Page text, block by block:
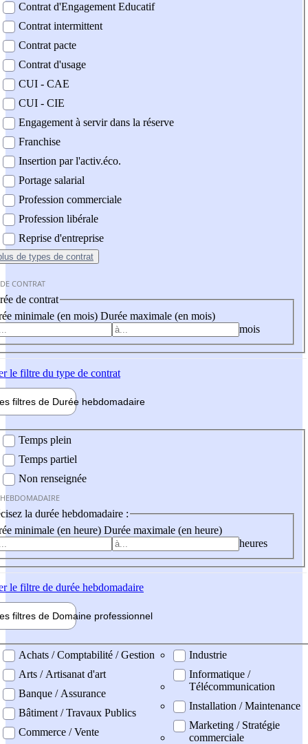
Contrat d'Engagement Educatif
Contrat intermittent
Contrat pacte
Contrat d'usage
CUI - CAE
CUI - CIE
Engagement à servir dans la réserve
Franchise
Insertion par l'activ.éco.
Portage salarial
Profession commerciale
Profession libérale
Reprise d'entreprise
de types de contrat
CONTRAT
de contrat
minimale (en mois) Durée maximale (en mois)
mois
le filtre du type de contrat
filtres de Durée hebdomadaire
Temps plein
Temps partiel
Non renseignée
la durée hebdomadaire :
minimale (en heure) Durée maximale (en heure)
heures
le filtre de durée hebdomadaire
filtres de Domaine professionnel
professionel
Achats / Comptabilité / Gestion
Arts / Artisanat d'art
Banque / Assurance
Bâtiment / Travaux Publics
Commerce / Vente
Industrie
Informatique /
Télécommunication
Installation / Maintenance
Marketing / Stratégie
commerciale